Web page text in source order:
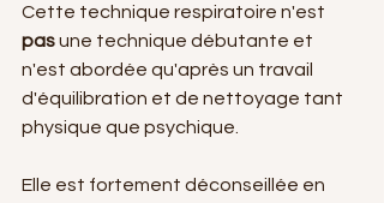
Cette technique respiratoire n'est
pas une technique débutante et
n'est abordée qu'après un travail
d'équilibration et de nettoyage tant
physique que psychique.
Elle est fortement déconseillée en